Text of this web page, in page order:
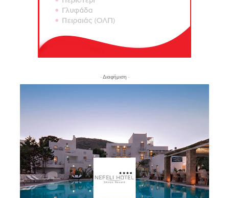
- Διαφήμιση -